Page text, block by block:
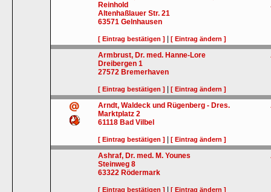
Reinhold
Altenhaßlauer Str. 21
63571 Gelnhausen
[ Eintrag bestätigen ] |[ Eintrag ändern ]
Armbrust, Dr. med. Hanne-Lore
Dreibergen 1
27572 Bremerhaven
[ Eintrag bestätigen ] |[ Eintrag ändern ]
Arndt, Waldeck und Rügenberg - Dres.
Marktplatz 2
61118 Bad Vilbel
[ Eintrag bestätigen ] |[ Eintrag ändern ]
Ashraf, Dr. med. M. Younes
Steinweg 8
63322 Rödermark
[ Eintrag bestätigen ] |[ Eintrag ändern ]